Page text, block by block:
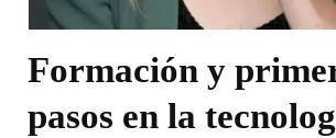
Formación y
pasos en la